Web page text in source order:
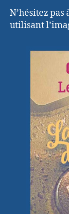
N’hésitez
utilisant